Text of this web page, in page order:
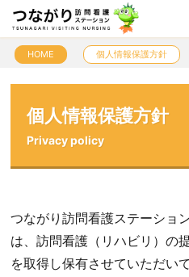
HOME 個人情報保護方針
個人情報保護方針
Privacy policy
つながり訪問看護ステーショ
は、訪問看護（リハビリ）の
を取得し保有させていただい